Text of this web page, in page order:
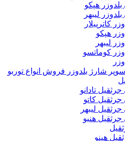
فروش انواع توربو